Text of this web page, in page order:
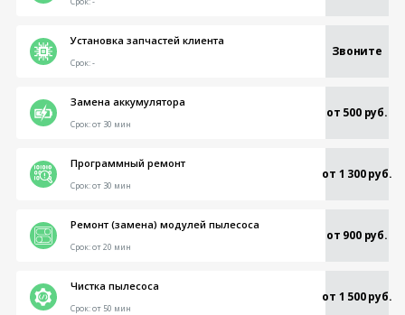
Установка запчастей клиента
Звоните
Срок:-
Замена аккумулятора
от 500 руб.
Срок:от 30 мин
Программный ремонт
от 1 300 руб.
Срок:от 30 мин
Ремонт (замена) модулей пылесоса
от 900 руб.
Срок:от 20 мин
Чистка пылесоса
от 1 500 руб.
Срок:от 50 мин